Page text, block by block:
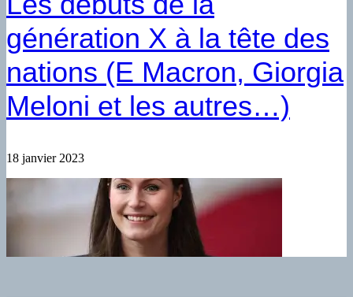
génération X à la tête des
nations (E Macron, Giorgia
Meloni et les autres…)
18 janvier 2023